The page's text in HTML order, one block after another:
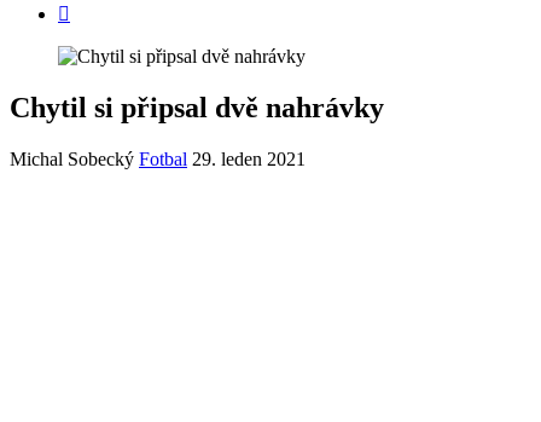
Chytil si připsal dvě nahrávky
Michal Sobecký Fotbal 29. leden 2021